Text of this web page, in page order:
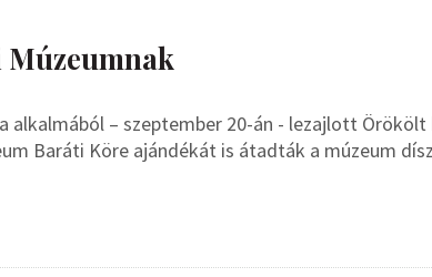
alkalmából – szeptember 20-án - lezajlott Örökölt
Baráti Köre ajándékát is átadták a múzeum